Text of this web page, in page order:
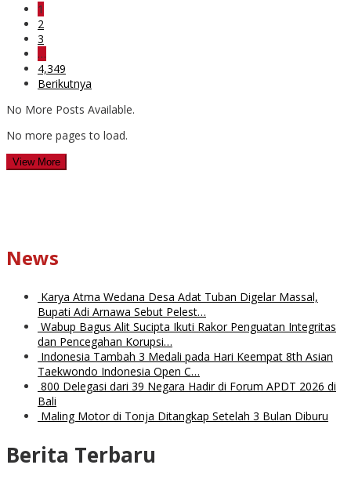
1
2
3
…
4,349
Berikutnya
No More Posts Available.
No more pages to load.
View More
News
Karya Atma Wedana Desa Adat Tuban Digelar Massal,
Bupati Adi Arnawa Sebut Pelest…
Wabup Bagus Alit Sucipta Ikuti Rakor Penguatan Integritas
dan Pencegahan Korupsi…
Indonesia Tambah 3 Medali pada Hari Keempat 8th Asian
Taekwondo Indonesia Open C…
800 Delegasi dari 39 Negara Hadir di Forum APDT 2026 di
Bali
Maling Motor di Tonja Ditangkap Setelah 3 Bulan Diburu
Berita Terbaru